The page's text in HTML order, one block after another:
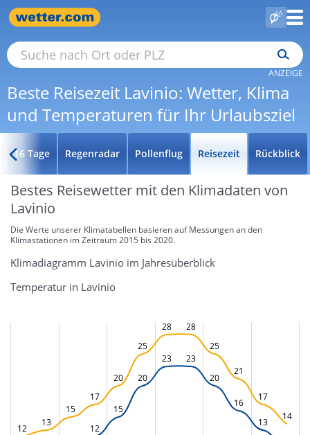
Beste Reisezeit Lavinio: Wetter, Klima
und Temperaturen für Ihr Urlaubsziel
ANZEIGE
16 Tage Regenradar Pollenflug Reisezeit Rückblick
Bestes Reisewetter mit den Klimadaten von
Lavinio
Die Werte unserer Klimatabellen basieren auf Messungen an den
Klimastationen im Zeitraum 2015 bis 2020.
Klimadiagramm Lavinio im Jahresüberblick
Temperatur in Lavinio
12
13
15
17
20
25
28
28
25
21
17
14
12
15
20
23
23
20
16
13